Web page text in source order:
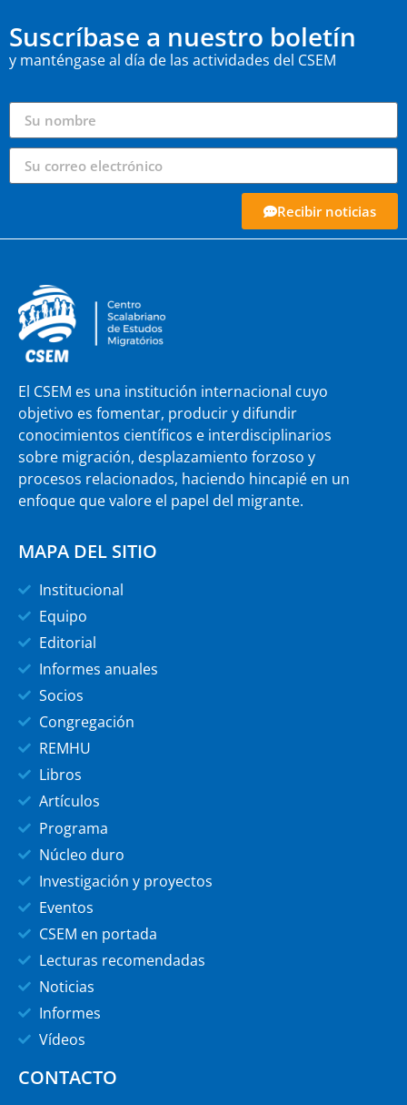
Suscríbase a nuestro boletín
y manténgase al día de las actividades del CSEM
Recibir noticias
El CSEM es una institución internacional cuyo
objetivo es fomentar, producir y difundir
conocimientos científicos e interdisciplinarios
sobre migración, desplazamiento forzoso y
procesos relacionados, haciendo hincapié en un
enfoque que valore el papel del migrante.
MAPA DEL SITIO
Institucional
Equipo
Editorial
Informes anuales
Socios
Congregación
REMHU
Libros
Artículos
Programa
Núcleo duro
Investigación y proyectos
Eventos
CSEM en portada
Lecturas recomendadas
Noticias
Informes
Vídeos
CONTACTO